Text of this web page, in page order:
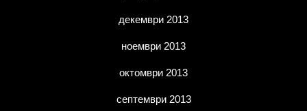
декември 2013
ноември 2013
октомври 2013
септември 2013